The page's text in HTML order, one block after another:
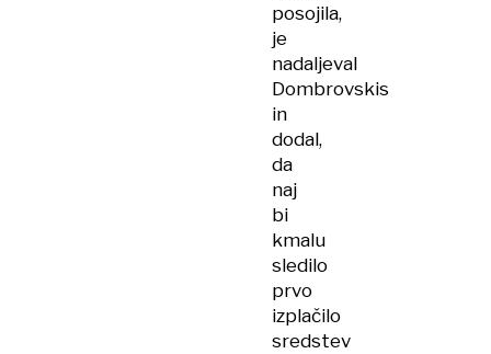
posojila,
je
nadaljeval
Dombrovskis
in
dodal,
da
naj
bi
kmalu
sledilo
prvo
izplačilo
sredstev